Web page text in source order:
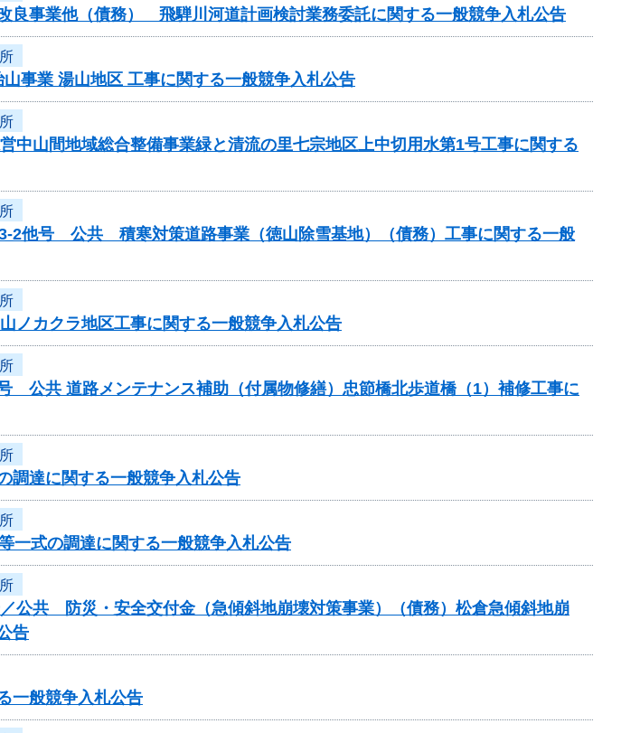
良事業他（債務） 飛騨川河道計画検討業務委託に関する一般競争入札公告
山事業 湯山地区 工事に関する一般競争入札公告
中山間地域総合整備事業緑と清流の里七宗地区上中切用水第1号工事に関する
2他号 公共 積寒対策道路事業（徳山除雪基地）（債務）工事に関する一般
ノカクラ地区工事に関する一般競争入札公告
公共 道路メンテナンス補助（付属物修繕）忠節橋北歩道橋（1）補修工事に
調達に関する一般競争入札公告
一式の調達に関する一般競争入札公告
／公共 防災・安全交付金（急傾斜地崩壊対策事業）（債務）松倉急傾斜地崩
告
一般競争入札公告